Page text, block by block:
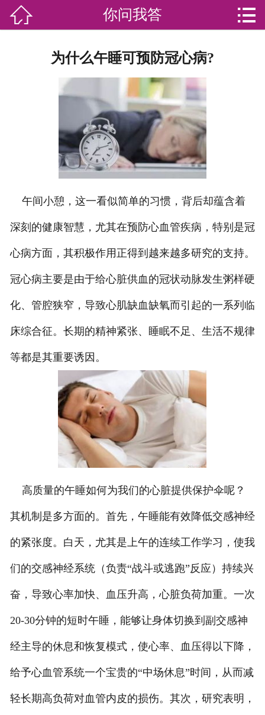
加盟苏家联
荣誉资质
家政资讯
你问我答
关于我们
联系我们
 你问我答 
为什么午睡可预防冠心病?
午间小憩，这一看似简单的习惯，背后却蕴含着
深刻的健康智慧，尤其在预防心血管疾病，特别是冠
心病方面，其积极作用正得到越来越多研究的支持。
冠心病主要是由于给心脏供血的冠状动脉发生粥样硬
化、管腔狭窄，导致心肌缺血缺氧而引起的一系列临
床综合征。长期的精神紧张、睡眠不足、生活不规律
等都是其重要诱因。
高质量的午睡如何为我们的心脏提供保护伞呢？
其机制是多方面的。首先，午睡能有效降低交感神经
的紧张度。白天，尤其是上午的连续工作学习，使我
们的交感神经系统（负责“战斗或逃跑”反应）持续兴
奋，导致心率加快、血压升高，心脏负荷加重。一次
20-30分钟的短时午睡，能够让身体切换到副交感神
经主导的休息和恢复模式，使心率、血压得以下降，
给予心血管系统一个宝贵的“中场休息”时间，从而减
轻长期高负荷对血管内皮的损伤。其次，研究表明，